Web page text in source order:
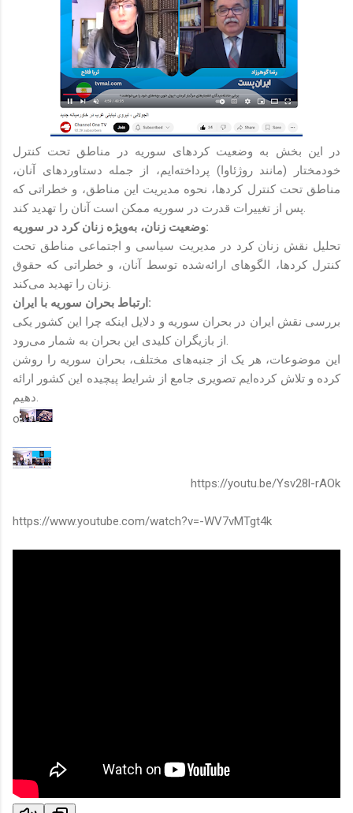
در این بخش به وضعیت کردهای سوریه در مناطق تحت کنترل
خودمختار (مانند روژئاوا) پرداخته‌ایم، از جمله دستاوردهای آنان،
مناطق تحت کنترل کردها، نحوه مدیریت این مناطق، و خطراتی که
وضعیت زنان، به‌ویژه زنان کرد در سوریه:
تحلیل نقش زنان کرد در مدیریت سیاسی و اجتماعی مناطق تحت
کنترل کردها، الگوهای ارائه‌شده توسط آنان، و خطراتی که حقوق
ارتباط بحران سوریه با ایران:
بررسی نقش ایران در بحران سوریه و دلایل اینکه چرا این کشور یکی
این موضوعات، هر یک از جنبه‌های مختلف، بحران سوریه را روشن
کرده و تلاش کرده‌ایم تصویری جامع از شرایط پیچیده این کشور ارائه
o
https://youtu.be/Ysv28l-rAOk
https://www.youtube.com/watch?v=-WV7vMTgt4k